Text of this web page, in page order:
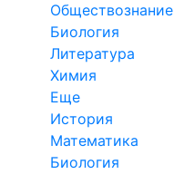
Обществознание
Биология
Литература
Химия
Еще
История
Математика
Биология